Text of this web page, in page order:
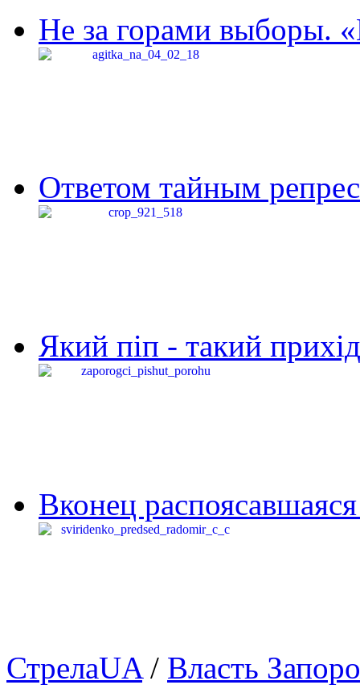
Не за горами выборы.
Ответом тайным
Який піп - такий
Вконец
СтрелаUA/ Власть